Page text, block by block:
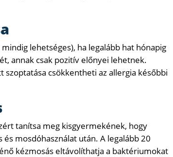
lehetséges), ha legalább hat hónapig
annak csak pozitív előnyei lehetnek.
szoptatása csökkentheti az allergia későbbi
tanítsa meg kisgyermekének, hogy
mosdóhasználat után. A legalább 20
kézmosás eltávolíthatja a baktériumokat